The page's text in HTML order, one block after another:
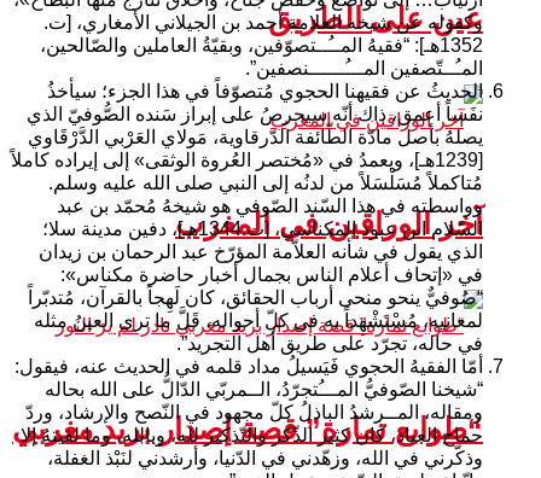
عين على الطريق
آخر الوراقين في المغرب
“طوابع تمارة” قصة إصدار بريد مغربي
وكقوله عن شيخه العلامة أحمد بن الجيلاني الأمغاري، [ت.
1352هـ]: “فقيهُ المــُــتصوّفين، وبقيّةُ العاملين والصّالحين،
المـُــتّصفين المـــُــــــنصفين”.
الحديثُ عن فقيهنا الحجوي مُتصوّفاً في هذا الجزء؛ سيأخذُ
نفَساً أعمق، ذاك أنّه سيحرصُ على إبراز سَنده الصُّوفيّ الذي
يصلهُ بأصل مادّة الطّائفة الدّرقاوية، مَولاي العَرْبي الدَّرْقَاوي
[1239هـ]، ويعمدُ في «مُختصر العُروة الوثقى» إلى إيراده كاملاً
مُتاكملاً مُسَلْسَلاً من لدنُه إلى النبي صلى الله عليه وسلم.
وواسطته في هذا السّند الصّوفي هو شيخهُ مُحمّد بن عبد
السّلام ابن عبود المكناسي، [ت.1344هـ]، دفين مدينة سلا؛
الذي يقول في شأنه العلاّمة المؤرّخ عبد الرحمان بن زيدان
في «إتحاف أعلام الناس بجمال أخبار حاضرة مكناس»:
“صُوفيٌّ ينحو منحى أرباب الحقائق، كان لَهِجاً بالقرآن، مُتدبّراً
لمعانيه، مُسْتَشْهِداً به في كلّ أحواله، قَلَّ ما ترى العينُ مثله
في حاله، تجرّد على طريق أهل التجريد”.
أمّا الفقيهُ الحجوي فَيَسيلُ مداد قلمه في الحديث عنه، فيقول:
“شيخنا الصّوفيُّ المـــُتجرّدُ، الــمربّي الدّالُّ على الله بحاله
ومقاله، المــرشدُ الباذلُ كلّ مجهود في النّصح والإرشاد، وردّ
جماح العباد، كان كثير الذّكر والتّذكير لله، وبالله، وما لقيتهُ إلا
وذكّرني في الله، وزهّدني في الدّنيا، وأرشدني لنَبْذ الغفلة،